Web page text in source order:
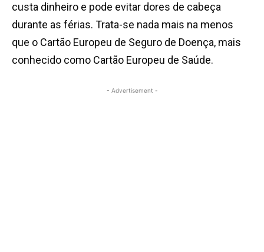
custa dinheiro e pode evitar dores de cabeça
durante as férias. Trata-se nada mais na menos
que o Cartão Europeu de Seguro de Doença, mais
conhecido como Cartão Europeu de Saúde.
- Advertisement -